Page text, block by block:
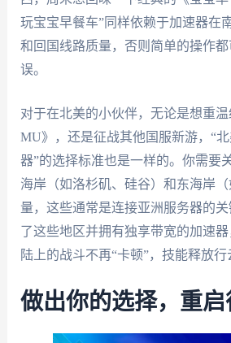
玩宝宝早餐车”同样依赖于加速器在
和回国线路质量，否则简单的操作
误。
对于在北美的小伙伴，无论是想重
MU》，还是征战其他国服新游，“
器”的选择标准也是一样的。你需要
海岸（如洛杉矶、硅谷）和东海岸
量，这些通常是连接亚洲服务器的
了这些地区并拥有独享带宽的加速
陆上的战斗不再“卡顿”，技能释放行
做出你的选择，重启